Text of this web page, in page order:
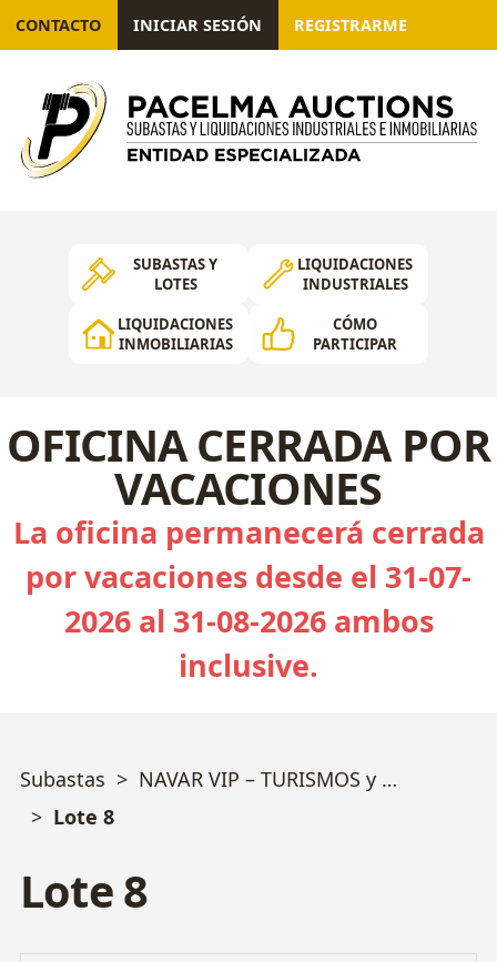
CONTACTO INICIAR SESIÓN REGISTRARME
SUBASTAS Y
LOTES
LIQUIDACIONES
INDUSTRIALES
LIQUIDACIONES
INMOBILIARIAS
CÓMO
PARTICIPAR
OFICINA CERRADA POR
VACACIONES
La oficina permanecerá cerrada
por vacaciones desde el 31-07-
2026 al 31-08-2026 ambos
inclusive.
Subastas
NAVAR VIP – TURISMOS y FURGONES PREMIUM, MERCEDES y AUDI
Lote 8
Lote 8